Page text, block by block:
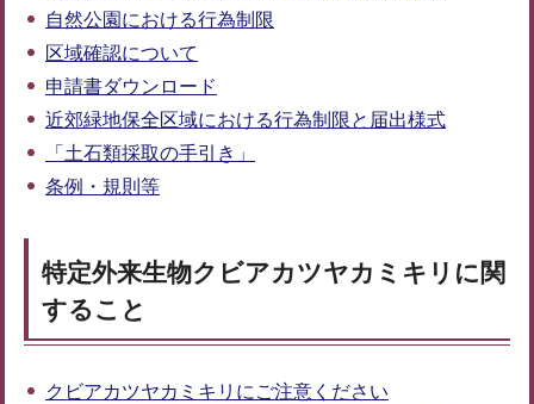
自然公園における行為制限
区域確認について
申請書ダウンロード
近郊緑地保全区域における行為制限と届出様式
「土石類採取の手引き」
条例・規則等
特定外来生物クビアカツヤカミキリに関
すること
クビアカツヤカミキリにご注意ください